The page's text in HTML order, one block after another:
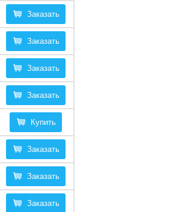
Заказать
Заказать
Заказать
Заказать
Купить
Заказать
Заказать
Заказать